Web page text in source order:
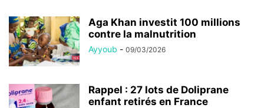
Aga Khan investit 100 millions
contre la malnutrition
Ayyoub - 09/03/2026
Rappel : 27 lots de Doliprane
enfant retirés en France